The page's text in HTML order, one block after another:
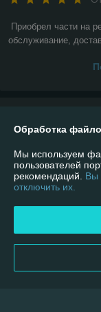
Приобрел части на
обслуживание,
Доставка и
График работы
Полная версия
Политика
Обработка
Мы используем
пользователей
рекомендаций. Вы
отключить их.